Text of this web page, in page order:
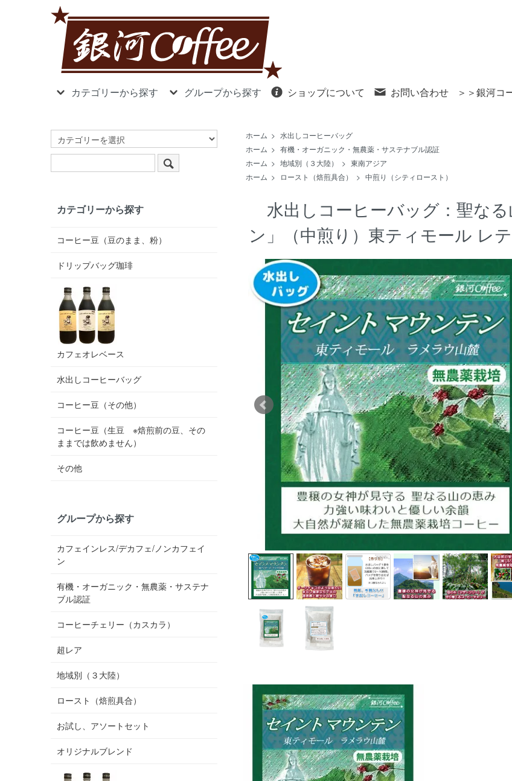
カテゴリーから探す グループから探す ショップについて お問い合わせ ＞＞銀河コ
ホーム > 水出しコーヒーバッグ
ホーム > 有機・オーガニック・無農薬・サステナブル認証
ホーム > 地域別（３大陸） > 東南アジア
ホーム > ロースト（焙煎具合） > 中煎り（シティロースト）
水出しコーヒーバッグ：聖な
ン」（中煎り）東ティモール レ
カテゴリーから探す
コーヒー豆（豆のまま、粉）
ドリップバッグ珈琲
カフェオレベース
水出しコーヒーバッグ
コーヒー豆（その他）
コーヒー豆（生豆 ※焙煎前の豆、その
ままでは飲めません）
その他
グループから探す
カフェインレス/デカフェ/ノンカフェイ
ン
有機・オーガニック・無農薬・サステナ
ブル認証
コーヒーチェリー（カスカラ）
超レア
地域別（３大陸）
ロースト（焙煎具合）
お試し、アソートセット
オリジナルブレンド